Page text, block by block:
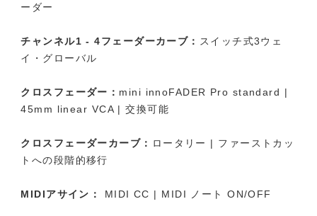
ーダー
チャンネル1 - 4フェーダーカーブ： スイッチ式3ウェ
イ・グローバル
クロスフェーダー： mini innoFADER Pro standard |
45mm linear VCA | 交換可能
クロスフェーダーカーブ： ロータリー | ファーストカッ
トへの段階的移行
MIDIアサイン： MIDI CC | MIDI ノート ON/OFF